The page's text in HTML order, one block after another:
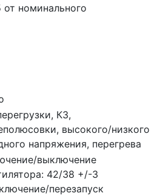
номинального
КЗ,
высокого/низкого
напряжения, перегрева
выключение
42/38 +/-3
перезапуск